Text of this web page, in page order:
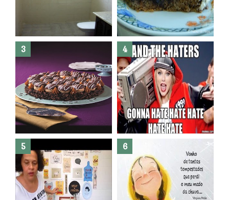
Banheiro novo por menos de
R$300,00 ?? E sem quebra
quebra ??( Editado)
Posso congelar bolo ??